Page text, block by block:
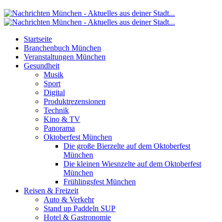
Startseite
Branchenbuch München
Veranstaltungen München
Gesundheit
Musik
Sport
Digital
Produktrezensionen
Technik
Kino & TV
Panorama
Oktoberfest München
Die große Bierzelte auf dem Oktoberfest
München
Die kleinen Wiesnzelte auf dem Oktoberfest
München
Frühlingsfest München
Reisen & Freizeit
Auto & Verkehr
Stand up Paddeln SUP
Hotel & Gastronomie